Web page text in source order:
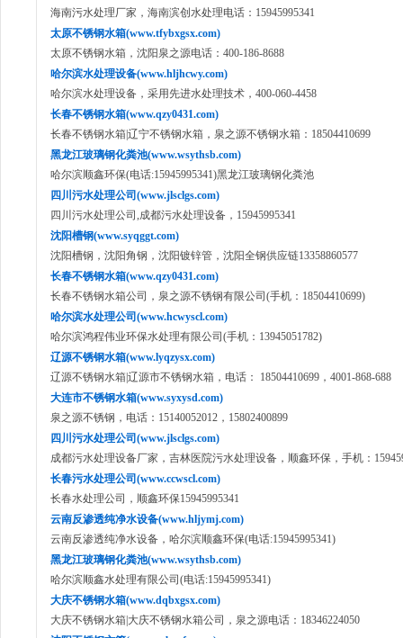
海南污水处理厂家，海南滨创水处理电话：15945995341
太原不锈钢水箱(www.tfybxgsx.com)
太原不锈钢水箱，沈阳泉之源电话：400-186-8688
哈尔滨水处理设备(www.hljhcwy.com)
哈尔滨水处理设备，采用先进水处理技术，400-060-4458
长春不锈钢水箱(www.qzy0431.com)
长春不锈钢水箱|辽宁不锈钢水箱，泉之源不锈钢水箱：18504410699
黑龙江玻璃钢化粪池(www.wsythsb.com)
哈尔滨顺鑫环保(电话:15945995341)黑龙江玻璃钢化粪池
四川污水处理公司(www.jlsclgs.com)
四川污水处理公司,成都污水处理设备，15945995341
沈阳槽钢(www.syqggt.com)
沈阳槽钢，沈阳角钢，沈阳镀锌管，沈阳全钢供应链13358860577
长春不锈钢水箱(www.qzy0431.com)
长春不锈钢水箱公司，泉之源不锈钢有限公司(手机：18504410699)
哈尔滨水处理公司(www.hcwyscl.com)
哈尔滨鸿程伟业环保水处理有限公司(手机：13945051782)
辽源不锈钢水箱(www.lyqzysx.com)
辽源不锈钢水箱|辽源市不锈钢水箱，电话： 18504410699，4001-868-688
大连市不锈钢水箱(www.syxysd.com)
泉之源不锈钢，电话：15140052012，15802400899
四川污水处理公司(www.jlsclgs.com)
成都污水处理设备厂家，吉林医院污水处理设备，顺鑫环保，手机：
长春污水处理公司(www.ccwscl.com)
长春水处理公司，顺鑫环保15945995341
云南反渗透纯净水设备(www.hljymj.com)
云南反渗透纯净水设备，哈尔滨顺鑫环保(电话:15945995341)
黑龙江玻璃钢化粪池(www.wsythsb.com)
哈尔滨顺鑫水处理有限公司(电话:15945995341)
大庆不锈钢水箱(www.dqbxgsx.com)
大庆不锈钢水箱|大庆不锈钢水箱公司，泉之源电话：18346224050